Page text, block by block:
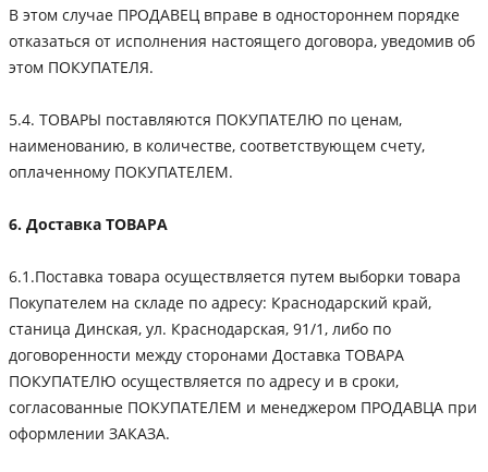
В этом случае ПРОДАВЕЦ вправе в одностороннем порядке
отказаться от исполнения настоящего договора, уведомив об
этом ПОКУПАТЕЛЯ.
5.4. ТОВАРЫ поставляются ПОКУПАТЕЛЮ по ценам,
наименованию, в количестве, соответствующем счету,
оплаченному ПОКУПАТЕЛЕМ.
6. Доставка ТОВАРА
6.1.Поставка товара осуществляется путем выборки товара
Покупателем на складе по адресу: Краснодарский край,
станица Динская, ул. Краснодарская, 91/1, либо по
договоренности между сторонами Доставка ТОВАРА
ПОКУПАТЕЛЮ осуществляется по адресу и в сроки,
согласованные ПОКУПАТЕЛЕМ и менеджером ПРОДАВЦА при
оформлении ЗАКАЗА.